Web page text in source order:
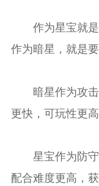
作为星宝就是
作为暗星，就是
暗星作为攻击
更快，可玩性更高
星宝作为防守
配合难度更高，